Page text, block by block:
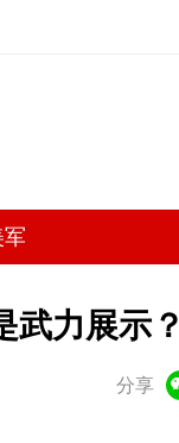
军
武力展示？
分享
微博